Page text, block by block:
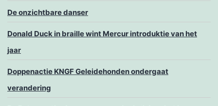
De onzichtbare danser
Donald Duck in braille wint Mercur introduktie van het
jaar
Doppenactie KNGF Geleidehonden ondergaat
verandering